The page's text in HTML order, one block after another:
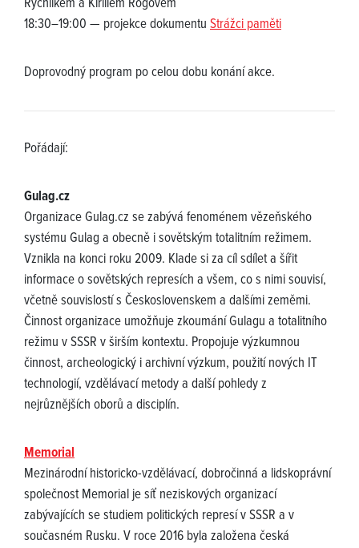
Rychlíkem a Kirillem Rogovem
18:30–19:00 — projekce dokumentu Strážci paměti
Doprovodný program po celou dobu konání akce.
Pořádají:
Gulag.cz
Organizace Gulag.cz se zabývá fenoménem vězeňského
systému Gulag a obecně i sovětským totalitním režimem.
Vznikla na konci roku 2009. Klade si za cíl sdílet a šířit
informace o sovětských represích a všem, co s nimi souvisí,
včetně souvislostí s Československem a dalšími zeměmi.
Činnost organizace umožňuje zkoumání Gulagu a totalitního
režimu v SSSR v širším kontextu. Propojuje výzkumnou
činnost, archeologický i archivní výzkum, použití nových IT
technologií, vzdělávací metody a další pohledy z
nejrůznějších oborů a disciplín.
Memorial
Mezinárodní historicko-vzdělávací, dobročinná a lidskoprávní
společnost Memorial je síť neziskových organizací
zabývajících se studiem politických represí v SSSR a v
současném Rusku. V roce 2016 byla založena česká